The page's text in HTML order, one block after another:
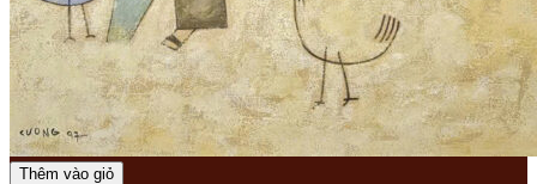
Thêm vào giỏ